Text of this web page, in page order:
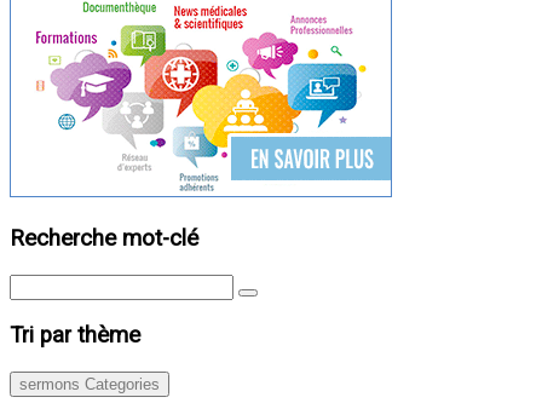
Recherche mot-clé
Tri par thème
sermons Categories